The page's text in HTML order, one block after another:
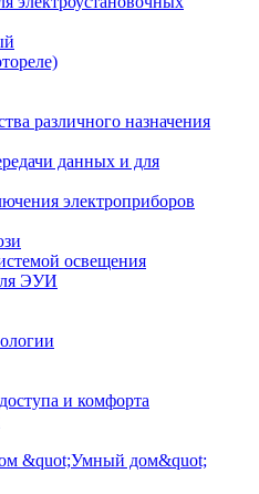
различного назначения
данных и для
электроприборов
освещения
ЭУИ
и комфорта
&quot;Умный дом&quot;